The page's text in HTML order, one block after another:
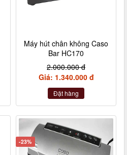
Máy hút chân không Caso
Bar HC170
2.000.000 đ
Giá: 1.340.000 đ
Đặt hàng
-23%